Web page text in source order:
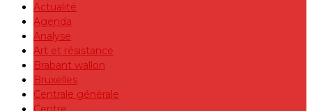
Actualité
Agenda
Analyse
Art et résistance
Brabant wallon
Bruxelles
Centrale générale